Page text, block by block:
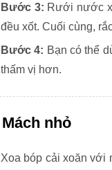
Bước 3: Rưới nước
đều xốt. Cuối cùng,
Bước 4: Bạn có thể
thấm vị hơn.
Mách nhỏ
Xoa bóp cải xoăn với